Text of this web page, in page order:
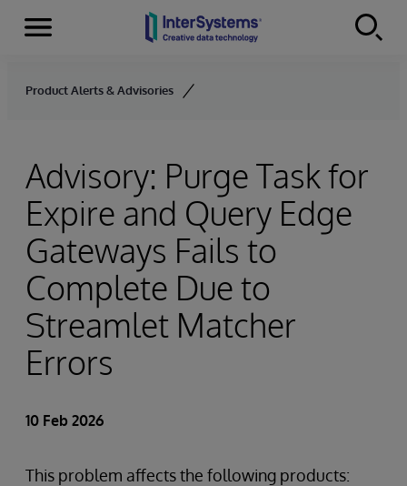
Skip to content
Menu
Product Alerts & Advisories
Advisory: Purge Task for
Expire and Query Edge
Gateways Fails to
Complete Due to
Streamlet Matcher
Errors
10 Feb 2026
This problem affects the following products: